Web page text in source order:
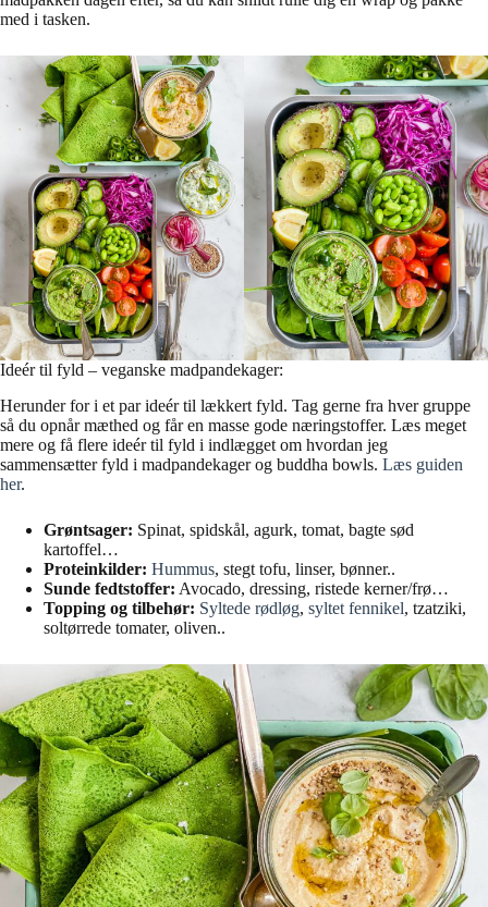
med i tasken.
Ideér til fyld – veganske madpandekager:
Herunder for i et par ideér til lækkert fyld. Tag gerne fra hver gruppe
så du opnår mæthed og får en masse gode næringstoffer. Læs meget
mere og få flere ideér til fyld i indlægget om hvordan jeg
sammensætter fyld i madpandekager og buddha bowls. Læs guiden
her.
Grøntsager: Spinat, spidskål, agurk, tomat, bagte sød
kartoffel…
Proteinkilder: Hummus, stegt tofu, linser, bønner..
Sunde fedtstoffer: Avocado, dressing, ristede kerner/frø…
Topping og tilbehør: Syltede rødløg, syltet fennikel, tzatziki,
soltørrede tomater, oliven..